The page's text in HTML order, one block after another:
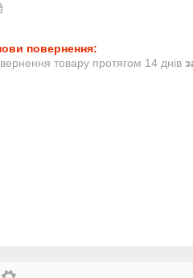
товару протягом 14 днів